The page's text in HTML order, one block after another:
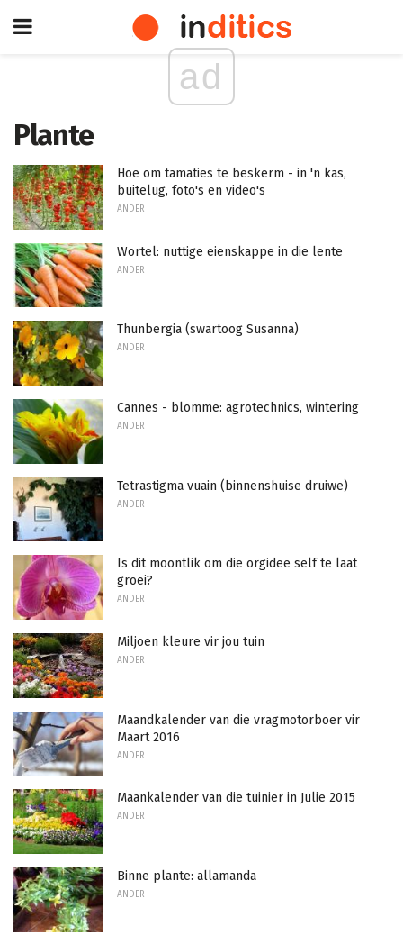
ad
Plante
Hoe om tamaties te beskerm - in 'n kas,
buitelug, foto's en video's
ANDER
Wortel: nuttige eienskappe in die lente
ANDER
Thunbergia (swartoog Susanna)
ANDER
Cannes - blomme: agrotechnics, wintering
ANDER
Tetrastigma vuain (binnenshuise druiwe)
ANDER
Is dit moontlik om die orgidee self te laat
groei?
ANDER
Miljoen kleure vir jou tuin
ANDER
Maandkalender van die vragmotorboer vir
Maart 2016
ANDER
Maankalender van die tuinier in Julie 2015
ANDER
Binne plante: allamanda
ANDER